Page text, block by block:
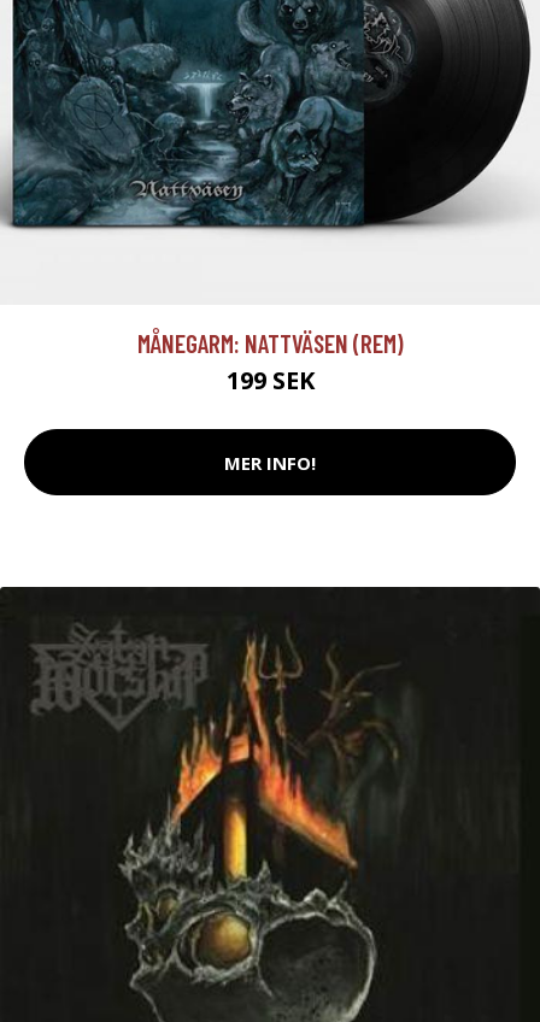
MÅNEGARM: NATTVÄSEN (REM)
199 SEK
MER INFO!